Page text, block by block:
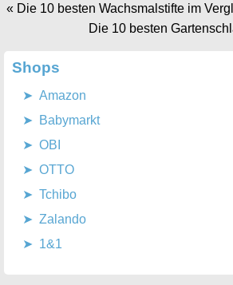
« Die 10 besten Wachsmalstifte im
Die 10 besten
Shops
Amazon
Babymarkt
OBI
OTTO
Tchibo
Zalando
1&1